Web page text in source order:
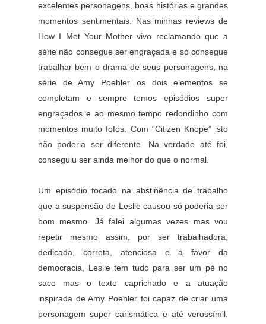
excelentes personagens, boas histórias e grandes
momentos sentimentais. Nas minhas reviews de
How I Met Your Mother vivo reclamando que a
série não consegue ser engraçada e só consegue
trabalhar bem o drama de seus personagens, na
série de Amy Poehler os dois elementos se
completam e sempre temos episódios super
engraçados e ao mesmo tempo redondinho com
momentos muito fofos. Com “Citizen Knope” isto
não poderia ser diferente. Na verdade até foi,
conseguiu ser ainda melhor do que o normal.
Um episódio focado na abstinência de trabalho
que a suspensão de Leslie causou só poderia ser
bom mesmo. Já falei algumas vezes mas vou
repetir mesmo assim, por ser trabalhadora,
dedicada, correta, atenciosa e a favor da
democracia, Leslie tem tudo para ser um pé no
saco mas o texto caprichado e a atuação
inspirada de Amy Poehler foi capaz de criar uma
personagem super carismática e até verossímil.